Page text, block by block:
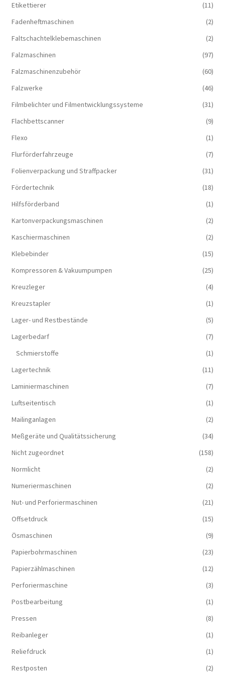
Etikettierer
(11)
Fadenheftmaschinen
(2)
Faltschachtelklebemaschinen
(2)
Falzmaschinen
(97)
Falzmaschinenzubehör
(60)
Falzwerke
(46)
Filmbelichter und Filmentwicklungssysteme
(31)
Flachbettscanner
(9)
Flexo
(1)
Flurförderfahrzeuge
(7)
Folienverpackung und Straffpacker
(31)
Fördertechnik
(18)
Hilfsförderband
(1)
Kartonverpackungsmaschinen
(2)
Kaschiermaschinen
(2)
Klebebinder
(15)
Kompressoren & Vakuum­pumpen
(25)
Kreuzleger
(4)
Kreuzstapler
(1)
Lager- und Restbestände
(5)
Lagerbedarf
(7)
Schmierstoffe
(1)
Lagertechnik
(11)
Laminiermaschinen
(7)
Luftseitentisch
(1)
Mailinganlagen
(2)
Meßgeräte und Qualitätssicherung
(34)
Nicht zugeordnet
(158)
Normlicht
(2)
Numeriermaschinen
(2)
Nut- und Perforiermaschinen
(21)
Offsetdruck
(15)
Ösmaschinen
(9)
Papierbohrmaschinen
(23)
Papierzählmaschinen
(12)
Perforiermaschine
(3)
Postbearbeitung
(1)
Pressen
(8)
Reibanleger
(1)
Reliefdruck
(1)
Restposten
(2)